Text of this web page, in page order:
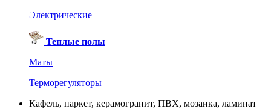
Электрические
Теплые полы
Маты
Терморегуляторы
Кафель, паркет, керамогранит, ПВХ, мозаика, ламинат